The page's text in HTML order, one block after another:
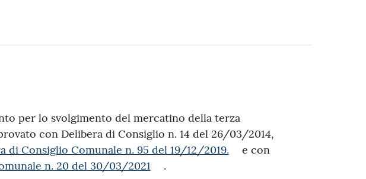
per lo svolgimento del mercatino della terza
con Delibera di Consiglio n. 14 del 26/03/2014,
di Consiglio Comunale n. 95 del 19/12/2019.
e con
n. 20 del 30/03/2021
.